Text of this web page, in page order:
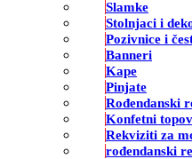
Slamke
Stolnjaci i
Pozivnice i
Banneri
Kape
Pinjate
Rođendanski
Konfetni
Rekviziti za
rođendanski